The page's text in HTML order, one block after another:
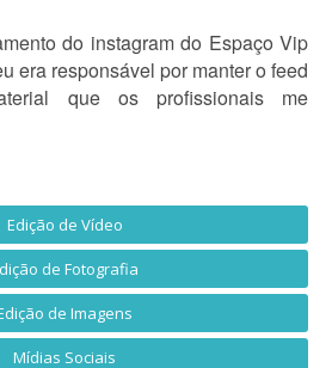
do instagram do Espaço Vip
era responsável por manter o feed
que os profissionais me
Edição de Vídeo
de Fotografia
de Imagens
Mídias Sociais